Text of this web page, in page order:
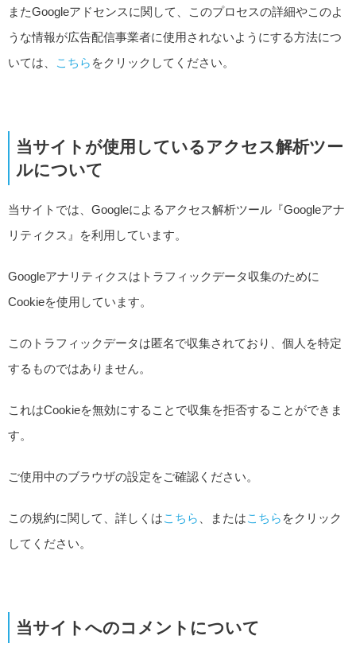
またGoogleアドセンスに関して、このプロセスの詳細やこのよ
うな情報が広告配信事業者に使用されないようにする方法につ
いては、
こちら をクリックしてください。
当サイトが使用しているアクセス解析ツー
ルについて
当サイトでは、Googleによるアクセス解析ツール『Googleアナ
リティクス』を利用しています。
Googleアナリティクスはトラフィックデータ収集のために
Cookieを使用しています。
このトラフィックデータは匿名で収集されており、個人を特定
するものではありません。
これはCookieを無効にすることで収集を拒否することができま
す。
ご使用中のブラウザの設定をご確認ください。
この規約に関して、詳しくはこちら 、またはこちら をクリック
してください。
当サイトへのコメントについて